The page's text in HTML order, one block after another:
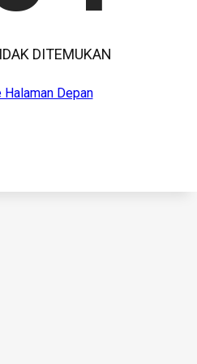
DITEMUKAN
Depan